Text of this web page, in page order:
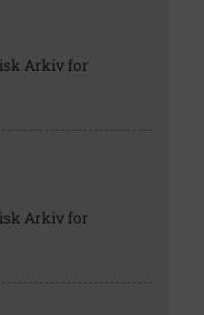
Arkiv for
Arkiv for